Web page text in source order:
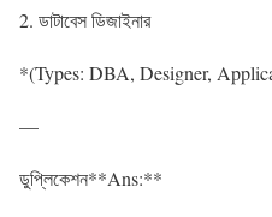
2. ডাটাবেস ডিজাইনার
*(Types: DBA, Designer,
—
ডুপ্লিকেশন**Ans:**